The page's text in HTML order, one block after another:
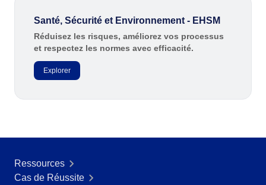
Outils
Newsletter
Glossary
Santé, Sécurité et Environnement - EHSM
Réduisez les risques, améliorez vos processus
et respectez les normes avec efficacité.
Explorer
Ressources
Cas de Réussite